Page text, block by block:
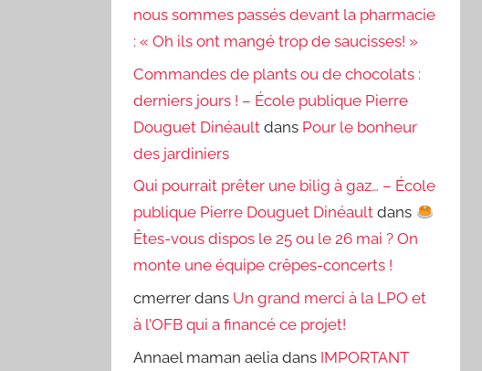
nous sommes passés devant la pharmacie
: « Oh ils ont mangé trop de saucisses! »
Commandes de plants ou de chocolats :
derniers jours ! – École publique Pierre
Douguet Dinéault dans Pour le bonheur
des jardiniers
Qui pourrait prêter une bilig à gaz… – École
publique Pierre Douguet Dinéault dans
Êtes-vous dispos le 25 ou le 26 mai ? On
monte une équipe crêpes-concerts !
cmerrer dans Un grand merci à la LPO et
à l’OFB qui a financé ce projet!
Annael maman aelia dans IMPORTANT